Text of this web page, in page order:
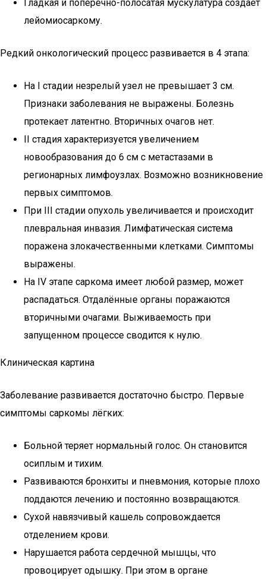
Гладкая и поперечно-полосатая мускулатура создаёт
лейомиосаркому.
Редкий онкологический процесс развивается в 4 этапа:
На I стадии незрелый узел не превышает 3 см.
Признаки заболевания не выражены. Болезнь
протекает латентно. Вторичных очагов нет.
II стадия характеризуется увеличением
новообразования до 6 см с метастазами в
регионарных лимфоузлах. Возможно возникновение
первых симптомов.
При III стадии опухоль увеличивается и происходит
плевральная инвазия. Лимфатическая система
поражена злокачественными клетками. Симптомы
выражены.
На IV этапе саркома имеет любой размер, может
распадаться. Отдалённые органы поражаются
вторичными очагами. Выживаемость при
запущенном процессе сводится к нулю.
Клиническая картина
Заболевание развивается достаточно быстро. Первые
симптомы саркомы лёгких:
Больной теряет нормальный голос. Он становится
осиплым и тихим.
Развиваются бронхиты и пневмония, которые плохо
поддаются лечению и постоянно возвращаются.
Сухой навязчивый кашель сопровождается
отделением крови.
Нарушается работа сердечной мышцы, что
провоцирует одышку. При этом в органе